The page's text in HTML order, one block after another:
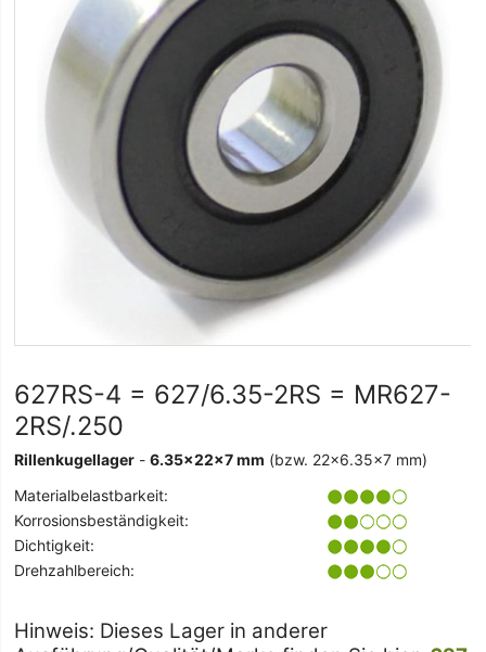
627RS-4 = 627/6.35-2RS = MR627-
2RS/.250
Rillenkugellager -6.35x22x7 mm (bzw. 22x6.35x7 mm)
Materialbelastbarkeit:
Korrosionsbeständigkeit:
Dichtigkeit:
Drehzahlbereich:
Hinweis: Dieses Lager in anderer